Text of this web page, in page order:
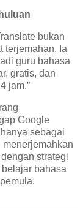
bukan
terjemahan. Ia
guru bahasa
gratis, dan
jam.”
Google
sebagai
menerjemahkan
strategi
bahasa